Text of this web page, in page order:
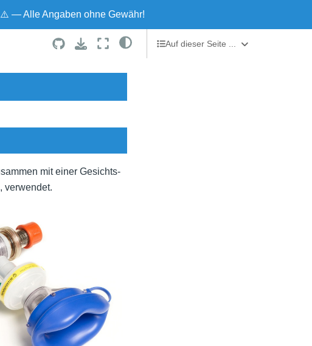
— Alle Angaben ohne Gewähr!
mit einer Gesichts-
verwendet.
Auf dieser Seite ...